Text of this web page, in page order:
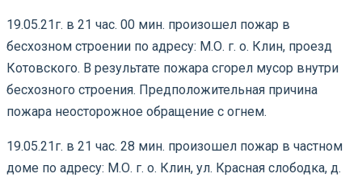
19.05.21г. в 21 час. 00 мин. произошел пожар в
бесхозном строении по адресу: М.О. г. о. Клин, проезд
Котовского. В результате пожара сгорел мусор внутри
бесхозного строения. Предположительная причина
пожара неосторожное обращение с огнем.
19.05.21г. в 21 час. 28 мин. произошел пожар в частном
доме по адресу: М.О. г. о. Клин, ул. Красная слободка, д.